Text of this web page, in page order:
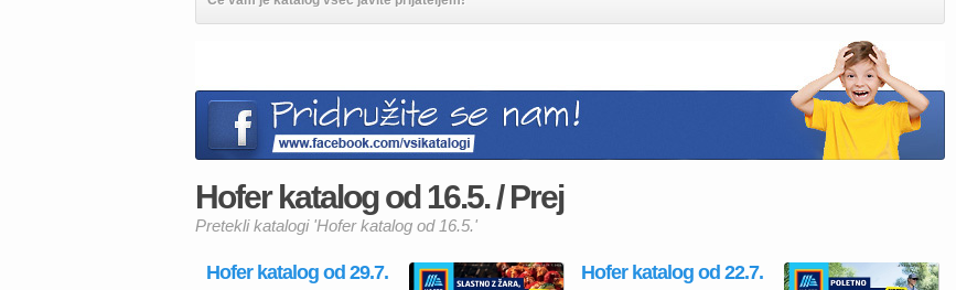
Hofer katalog od 16.5. / Prej
Pretekli katalogi 'Hofer katalog od 16.5.'
Hofer katalog od 29.7. Hofer katalog od 22.7.